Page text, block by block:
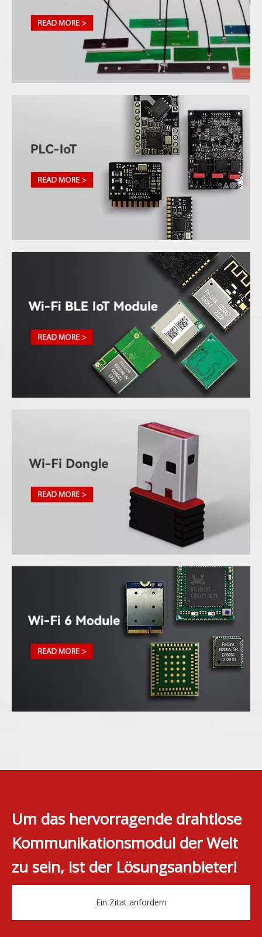
Um das hervorragende drahtlose
Kommunikationsmodul der Welt
zu sein, ist der Lösungsanbieter!
Ein Zitat anfordern